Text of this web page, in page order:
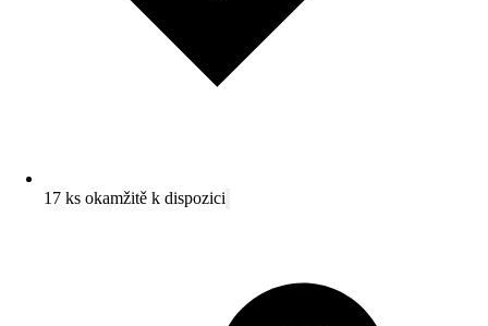
17 ks okamžitě k dispozici